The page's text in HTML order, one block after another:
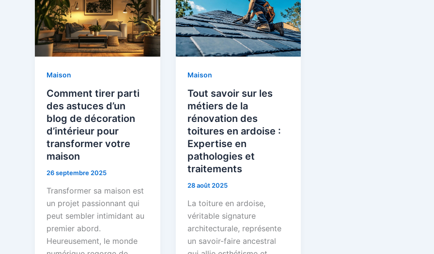
Maison
Comment tirer parti
des astuces d’un
blog de décoration
d’intérieur pour
transformer votre
maison
26 septembre 2025
Transformer sa maison est
un projet passionnant qui
peut sembler intimidant au
premier abord.
Heureusement, le monde
Maison
Tout savoir sur les
métiers de la
rénovation des
toitures en ardoise :
Expertise en
pathologies et
traitements
28 août 2025
La toiture en ardoise,
véritable signature
architecturale, représente
un savoir-faire ancestral